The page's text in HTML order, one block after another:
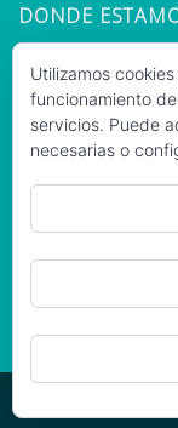
DONDE
Utilizamos
funcionamiento
servicios. Puede
necesarias o